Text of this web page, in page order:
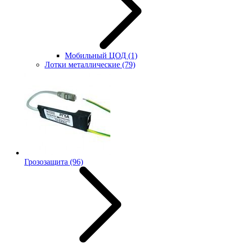
Мобильный ЦОД (1)
Лотки металлические (79)
Грозозащита (96)